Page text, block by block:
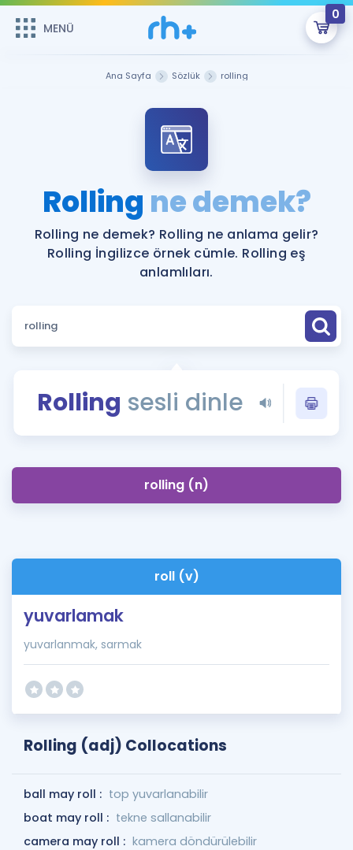
MENÜ
0
Şifremi Hatırlamıyorum
ÜYE DEĞİLİM
Sepetin Şu An Boş.
Remzi Hoca ile seni sınava hazırlayacak onlarca eğitim seni
bekliyor!
MENÜ
Katılımcı Görüşleri
Faydalı Araçlar
Sözlük
Rehberlik Aracı
ÖSYM Sınav Takvimi
Kampanyalar
Blog
Hakkımızda
Ana Sayfa Sözlük rolling
Rolling ne demek?
Rolling ne demek? Rolling ne anlama gelir?
Rolling İngilizce örnek cümle. Rolling eş
anlamlıları.
Rolling sesli dinle
rolling (n)
roll (v)
yuvarlamak
yuvarlanmak, sarmak
Rolling (adj) Collocations
ball may roll : top yuvarlanabilir
boat may roll : tekne sallanabilir
camera may roll : kamera döndürülebilir